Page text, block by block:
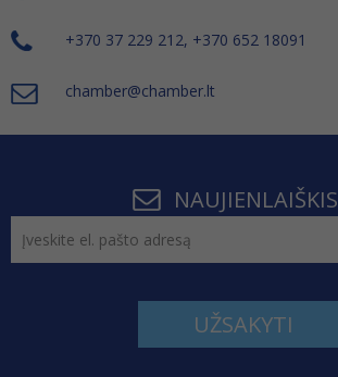
+370 37 229 212, +370 652 18091
chamber@chamber.lt
NAUJIENLAIŠKIS
UŽSAKYTI